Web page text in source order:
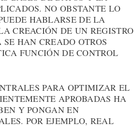
NO OBSTANTE LO
HABLARSE DE LA
CREACIÓN DE UN REGISTRO
HAN CREADO OTROS
FUNCIÓN DE CONTROL
PARA OPTIMIZAR EL
APROBADAS HA
Y PONGAN EN
POR EJEMPLO, REAL